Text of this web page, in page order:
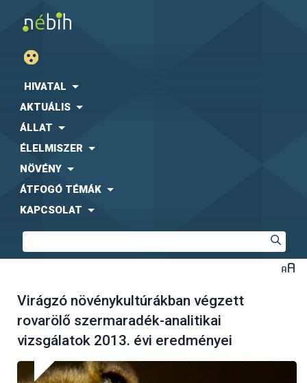
HIVATAL
AKTUÁLIS
ÁLLAT
ÉLELMISZER
NÖVÉNY
ÁTFOGÓ TÉMÁK
KAPCSOLAT
Virágzó növénykultúrákban végzett
rovarölő szermaradék-analitikai
vizsgálatok 2013. évi eredményei